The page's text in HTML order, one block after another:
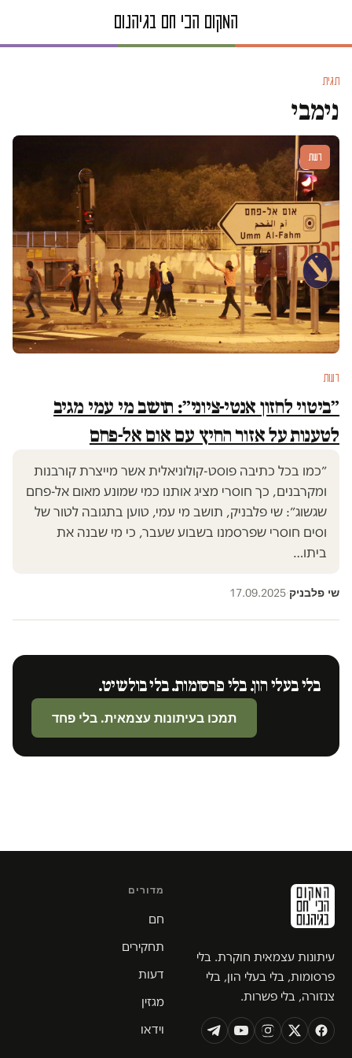
תגית
נימבי
דעות
דעות
״ביטוי לחזון אנטי-ציוני״: תושב מי עמי מגיב
לטענות על אזור החיץ עם אום אל-פחם
״כמו בכל כתיבה פוסט-קולוניאלית אשר מייצרת קורבנות
ומקרבנים, כך חוסרי מציג אותנו כמי שמונע מאום אל-פחם
שגשוג״: שי פלבניק, תושב מי עמי, טוען בתגובה לטור של
וסים חוסרי שפרסמנו בשבוע שעבר, כי מי שבנה את
ביתו…
שי פלבניק·
17.09.2025
בלי בעלי הון. בלי פרסומות. בלי בולשיט.
תמכו בעיתונות עצמאית. בלי פחד
עיתונות עצמאית חוקרת. בלי
פרסומות, בלי בעלי הון, בלי
צנזורה, בלי פשרות.
מדורים
חם
תחקירים
דעות
מגזין
וידאו